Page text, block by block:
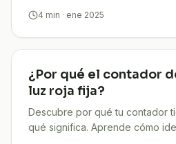
¡Pero
4 min · ene 2025
¿Por qué el contador
luz roja fija?
Descubre por qué tu contador
qué significa. Aprende cómo